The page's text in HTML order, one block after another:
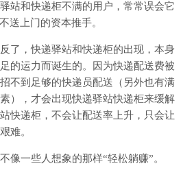
站和快递柜不满的用户，常常误会它
送上门的资本推手。
了，快递驿站和快递柜的出现，本身
的运力而诞生的。因为快递配送费被
不到足够的快递员配送（另外也有满
），才会出现快递驿站快递柜来缓解
快递柜，不会让配送率上升，只会让
难。
像一些人想象的那样“轻松躺赚”。